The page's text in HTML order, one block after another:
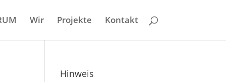
Wir Projekte Kontakt
Hinweis